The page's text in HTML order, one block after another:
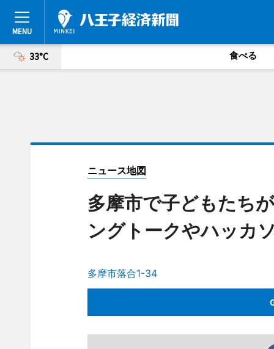
33°C 食べる
ニュース地図
多摩市で子どもたち
ングトークやハッカ
多摩市落合1-34